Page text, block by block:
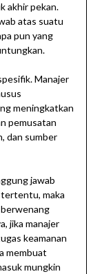
akhir pekan.
atas suatu
pun yang
Manajer
meningkatkan
pemusatan
dan sumber
jawab
maka
jika manajer
keamanan
membuat
mungkin